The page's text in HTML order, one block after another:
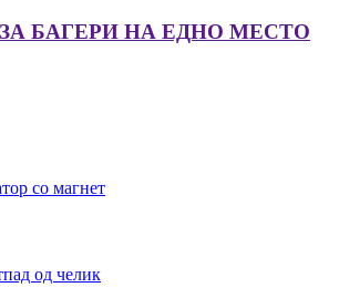
БАГЕРИ НА ЕДНО МЕСТО